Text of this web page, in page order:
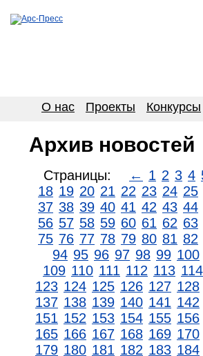
О нас Проекты Конкурсы
Архив новостей
Страницы: ← 1 2 3 4
18 19 20 21 22 23 24 25
37 38 39 40 41 42 43 44
56 57 58 59 60 61 62 63
75 76 77 78 79 80 81 82
94 95 96 97 98 99 100
109 110 111 112 113 114
123 124 125 126 127 128
137 138 139 140 141 142
151 152 153 154 155 156
165 166 167 168 169 170
179 180 181 182 183 184